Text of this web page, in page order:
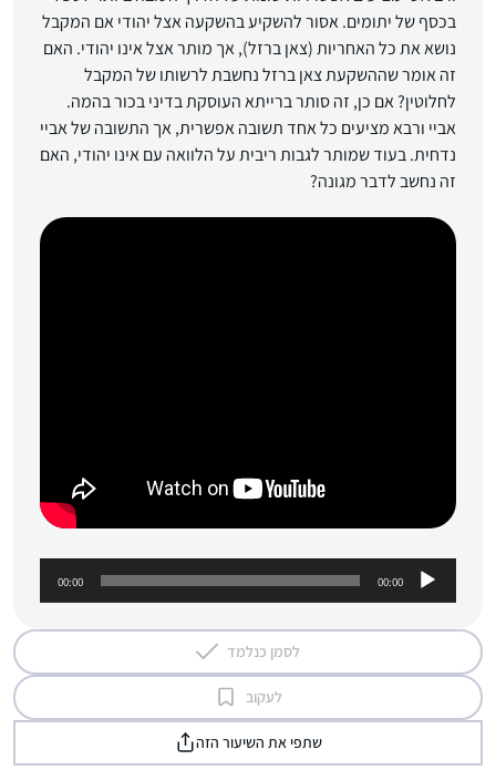
בכסף של יתומים. אסור להשקיע בהשקעה אצל יהודי אם המקבל
נושא את כל האחריות (צאן ברזל), אך מותר אצל אינו יהודי. האם
זה אומר שההשקעת צאן ברזל נחשבת לרשותו של המקבל
לחלוטין? אם כן, זה סותר ברייתא העוסקת בדיני בכור בהמה.
אביי ורבא מציעים כל אחד תשובה אפשרית, אך התשובה של אביי
נדחית. בעוד שמותר לגבות ריבית על הלוואה עם אינו יהודי, האם
זה נחשב לדבר מגונה?
ו
י
00:00
00:00
לסמן כנלמד
לעקוב
שתפי את השיעור הזה